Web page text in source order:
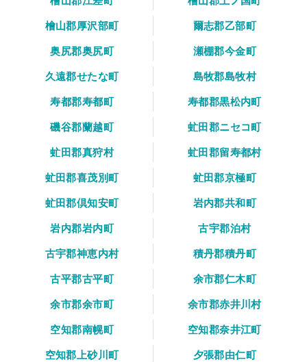
檜山郡厚沢部町
爾志郡乙部町
奥尻郡奥尻町
瀬棚郡今金町
久遠郡せたな町
島牧郡島牧村
寿都郡寿都町
寿都郡黒松内町
磯谷郡蘭越町
虻田郡ニセコ町
虻田郡真狩村
虻田郡留寿都村
虻田郡喜茂別町
虻田郡京極町
虻田郡倶知安町
岩内郡共和町
岩内郡岩内町
古宇郡泊村
古宇郡神恵内村
積丹郡積丹町
古平郡古平町
余市郡仁木町
余市郡余市町
余市郡赤井川村
空知郡南幌町
空知郡奈井江町
空知郡上砂川町
夕張郡由仁町